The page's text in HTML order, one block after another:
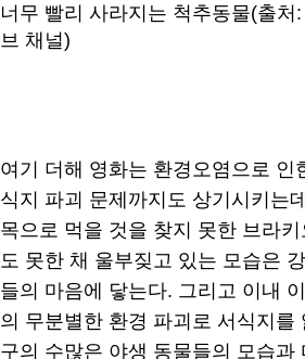
너무 빨리 사라지는 척추동물(출처
브 채널)
여기 더해 영화는 환경오염으로 인
식지 파괴 문제까지도 상기시키는
목으로 먹을 것을 찾지 못한 브라
도 못한 채 울부짖고 있는 모습은
들의 마음에 닿는다. 그리고 이내
의 무분별한 환경 파괴로 서식지를
구의 수많은 야생 동물들의 모습과